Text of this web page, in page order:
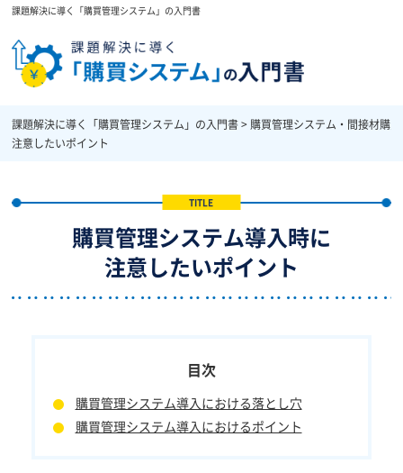
課題解決に導く「購買管理システム」の入門書
課題解決に導く「購買管理システム」の入門書> 購買管理システム・間接材購
注意したいポイント
購買管理システム導入時に
注意したいポイント
購買管理システム導入における落とし穴
購買管理システム導入におけるポイント